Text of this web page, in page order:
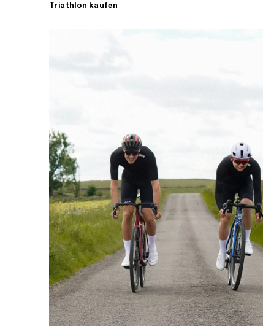
Triathlon kaufen